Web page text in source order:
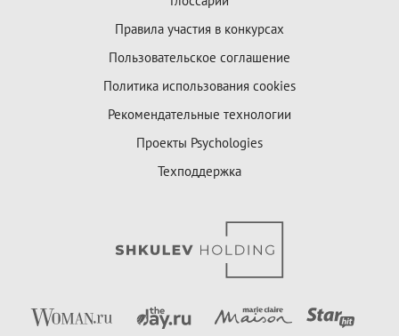
Правила участия в конкурсах
Пользовательское соглашение
Политика использования cookies
Рекомендательные технологии
Проекты Psychologies
Техподдержка